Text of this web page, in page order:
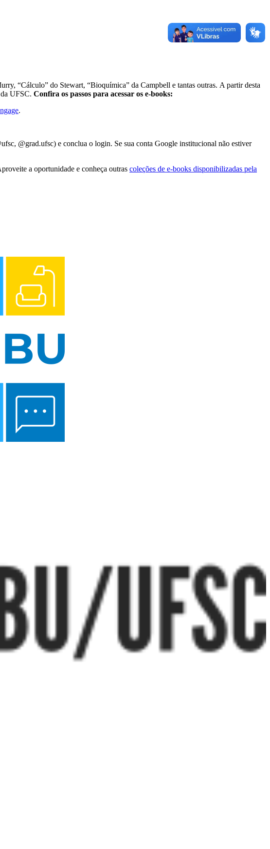
“Cálculo” do Stewart, “Bioquímica” da Campbell e tantas outras. A partir desta
UFSC. Confira os passos para acessar os e-books:
.
@grad.ufsc) e conclua o login. Se sua conta Google institucional não estiver
a oportunidade e conheça outras coleções de e-books disponibilizadas pela